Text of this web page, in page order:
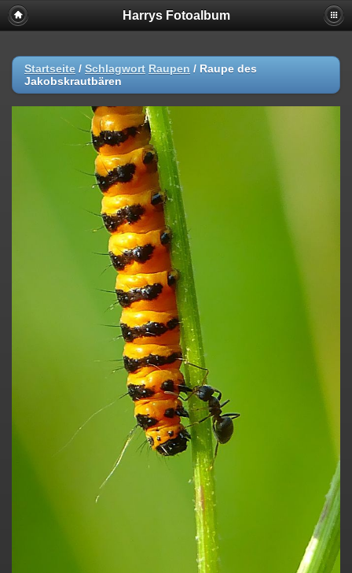
Harrys Fotoalbum
Startseite / Schlagwort Raupen / Raupe des
Jakobskrautbären